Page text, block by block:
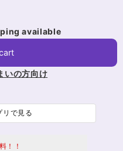
available
いの方向け
リで見る
！！